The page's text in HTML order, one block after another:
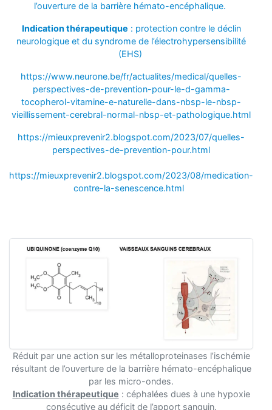
l’ouverture de la barrière hémato-encéphalique.
Indication thérapeutique : protection contre le déclin
neurologique et du syndrome de l’électrohypersensibilité
(EHS)
https://www.neurone.be/fr/actualites/medical/quelles-
perspectives-de-prevention-pour-le-d-gamma-
tocopherol-vitamine-e-naturelle-dans-nbsp-le-nbsp-
vieillissement-cerebral-normal-nbsp-et-pathologique.html
https://mieuxprevenir2.blogspot.com/2023/07/quelles-
perspectives-de-prevention-pour.html
https://mieuxprevenir2.blogspot.com/2023/08/medication-
contre-la-senescence.html
Réduit par une action sur les métalloproteinases l’ischémie
résultant de l’ouverture de la barrière hémato-encéphalique
par les micro-ondes.
Indication thérapeutique : céphalées dues à une hypoxie
consécutive au déficit de l’apport sanguin.